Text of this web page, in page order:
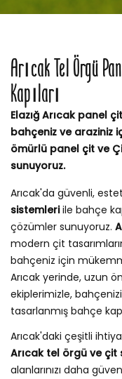
Arıcak Tel Örgü
Kapıları
Elazığ Arıcak panel
bahçeniz ve araziniz
ömürlü panel çit ve
sunuyoruz.
Arıcak'da güvenli,
sistemleriile bahçe
çözümler sunuyoruz.
modern çit
bahçeniz için
Arıcak yerinde, uzun
ekiplerimizle,
tasarlanmış bahçe
Arıcak'daki çeşitli
Arıcak tel örgü ve çit
alanlarınızı daha